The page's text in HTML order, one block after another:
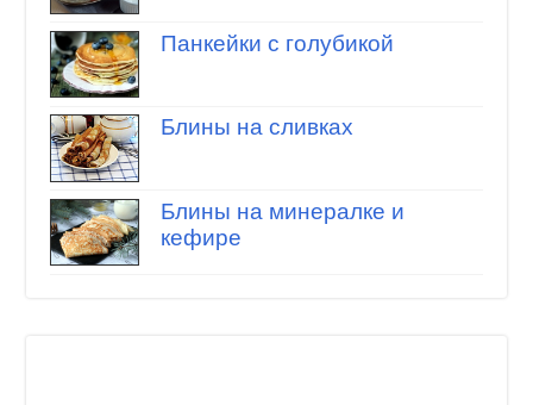
Панкейки с голубикой
Блины на сливках
Блины на минералке и
кефире